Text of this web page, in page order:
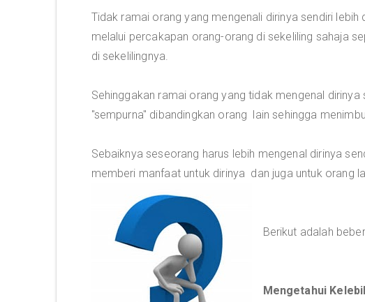
Tidak ramai orang yang mengenali dirinya sendiri
melalui percakapan orang-orang di sekeliling sahaja
di sekelilingnya.
Sehinggakan ramai orang yang tidak mengenal
"sempurna" dibandingkan orang lain sehingga
Sebaiknya seseorang harus lebih mengenal dirinya
memberi manfaat untuk dirinya dan juga untuk orang
Berikut adalah
Mengetahui